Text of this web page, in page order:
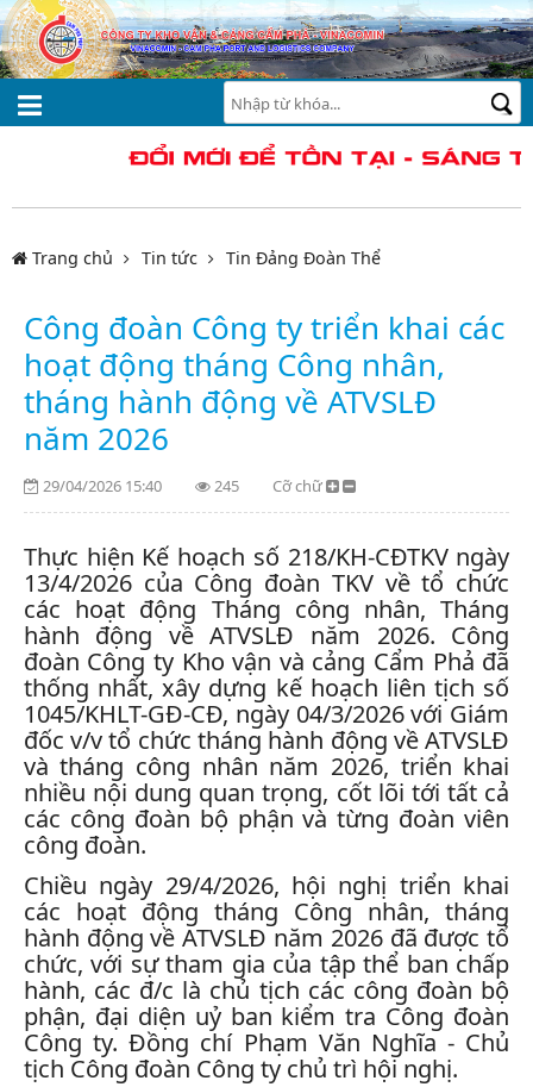
Trang chủ Tin tức Tin Đảng Đoàn Thể
Công đoàn Công ty triển khai các
hoạt động tháng Công nhân,
tháng hành động về ATVSLĐ
năm 2026
29/04/2026 15:40 245 Cỡ chữ
Thực hiện Kế hoạch số 218/KH-CĐTKV ngày
13/4/2026 của Công đoàn TKV về tổ chức
các hoạt động Tháng công nhân, Tháng
hành động về ATVSLĐ năm 2026. Công
đoàn Công ty Kho vận và cảng Cẩm Phả đã
thống nhất, xây dựng kế hoạch liên tịch số
1045/KHLT-GĐ-CĐ, ngày 04/3/2026 với Giám
đốc v/v tổ chức tháng hành động về ATVSLĐ
và tháng công nhân năm 2026, triển khai
nhiều nội dung quan trọng, cốt lõi tới tất cả
các công đoàn bộ phận và từng đoàn viên
công đoàn.
Chiều ngày 29/4/2026, hội nghị triển khai
các hoạt động tháng Công nhân, tháng
hành động về ATVSLĐ năm 2026 đã được tổ
chức, với sự tham gia của tập thể ban chấp
hành, các đ/c là chủ tịch các công đoàn bộ
phận, đại diện uỷ ban kiểm tra Công đoàn
Công ty. Đồng chí Phạm Văn Nghĩa - Chủ
tịch Công đoàn Công ty chủ trì hội nghị.